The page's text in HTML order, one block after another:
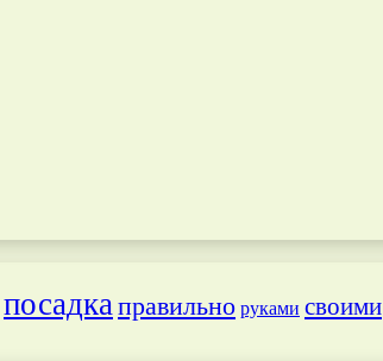
посадкаправильно руками своими